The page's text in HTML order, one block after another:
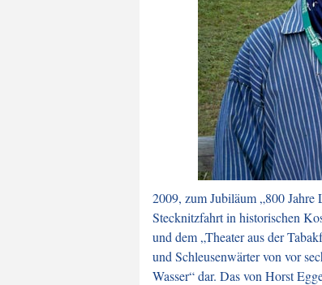
2009, zum Jubiläum „800
Stecknitzfahrt in historischen
und dem „Theater aus der
und Schleusenwärter von vor
Wasser“ dar. Das von Horst